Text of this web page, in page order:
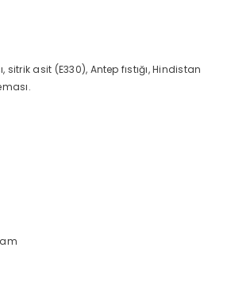
sitrik asit (E330), Antep fıstığı, Hindistan